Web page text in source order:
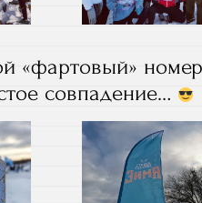
«фартовый»
совпадение…